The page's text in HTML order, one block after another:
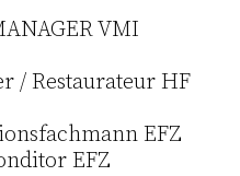
VMI
/ Restaurateur HF
EFZ
EFZ